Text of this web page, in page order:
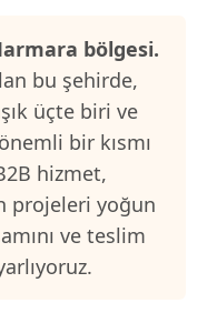
bölgesi.
bu şehirde,
üçte biri ve
bir kısmı
hizmet,
projeleri yoğun
ve teslim